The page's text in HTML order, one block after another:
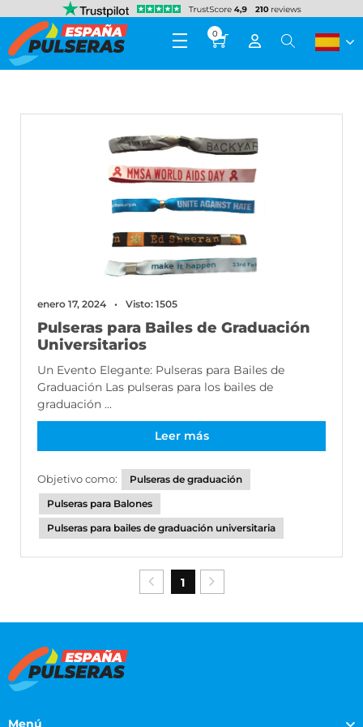
0
enero 17, 2024 Visto: 1505
Pulseras para Bailes de Graduación
Universitarios
Un Evento Elegante: Pulseras para Bailes de
Graduación Las pulseras para los bailes de
graduación ...
Leer más
Objetivo como:
Pulseras de graduación
Pulseras para Balones
Pulseras para bailes de graduación universitaria
1
Menú